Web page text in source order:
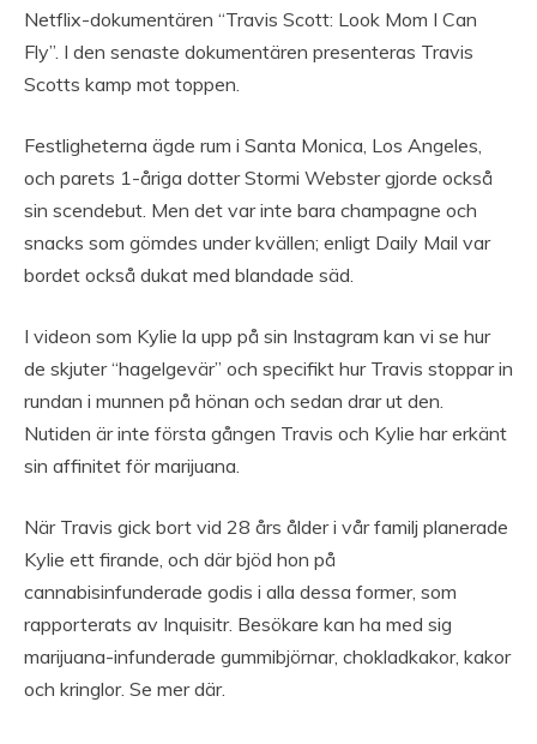
Netflix-dokumentären “Travis Scott: Look Mom I Can
Fly”. I den senaste dokumentären presenteras Travis
Scotts kamp mot toppen.
Festligheterna ägde rum i Santa Monica, Los Angeles,
och parets 1-åriga dotter Stormi Webster gjorde också
sin scendebut. Men det var inte bara champagne och
snacks som gömdes under kvällen; enligt Daily Mail var
bordet också dukat med blandade säd.
I videon som Kylie la upp på sin Instagram kan vi se hur
de skjuter “hagelgevär” och specifikt hur Travis stoppar in
rundan i munnen på hönan och sedan drar ut den.
Nutiden är inte första gången Travis och Kylie har erkänt
sin affinitet för marijuana.
När Travis gick bort vid 28 års ålder i vår familj planerade
Kylie ett firande, och där bjöd hon på
cannabisinfunderade godis i alla dessa former, som
rapporterats av Inquisitr. Besökare kan ha med sig
marijuana-infunderade gummibjörnar, chokladkakor, kakor
och kringlor. Se mer där.